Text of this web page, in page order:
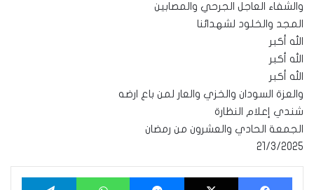
والشفاء العاجل الجرحي والمصابين
المجد والخلود لشهدائنا
الله أكبر
الله أكبر
الله أكبر
والعزة السودان والخزي والعار لمن باع ارضه
شندي إعلام النظارة
الجمعة الحادي والعشرون من رمضان
21/3/2025
فيسبوك ‫X ماسنجر واتساب